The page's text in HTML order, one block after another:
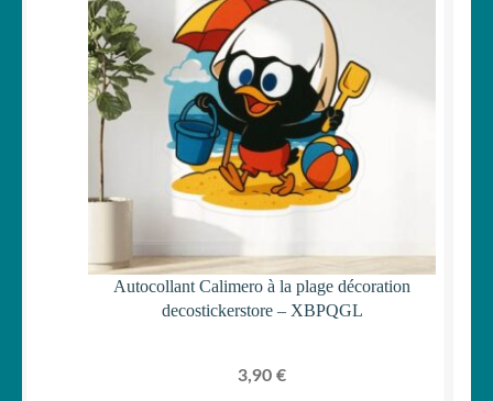
Autocollant Calimero à la plage décoration
decostickerstore – XBPQGL
3,90 €